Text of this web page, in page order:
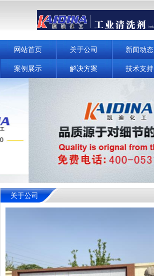
网站首页 关于公司 新闻动态
案例展示 解决方案 技术支持
关于公司